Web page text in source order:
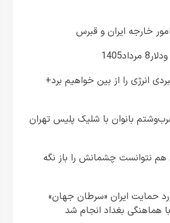
خارجه ایران و قبرس
انرژی را از بین خواهیم برد+
بانوان با شلیک پلیس تهران
هم نتوانست چشمانش را باز نگه
حمایت ایران «سرطان جهان»
هماهنگی بغداد انجام شد